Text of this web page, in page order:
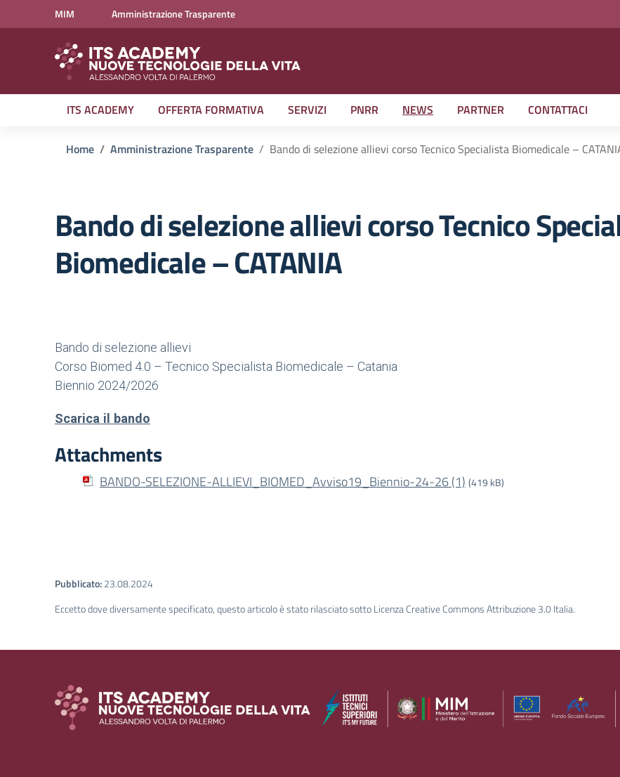
Vai ai contenuti
Vai al menu di navigazione
MIM Amministrazione Trasparente
ITS ACADEMY OFFERTA FORMATIVA SERVIZI PNRR NEWS PARTNER CONTATTACI
Home Amministrazione Trasparente Bando di selezione allievi corso Tecnico Specialista Biomedicale –
Bando di selezione allievi corso Tecnico
Biomedicale – CATANIA
Bando di selezione allievi
Corso Biomed 4.0 – Tecnico Specialista Biomedicale – Catania
Biennio 2024/2026
Scarica il bando
Attachments
BANDO-SELEZIONE-ALLIEVI_BIOMED_Avviso19_Biennio-24-26 (1) (419 kB)
Pubblicato:23.08.2024
Eccetto dove diversamente specificato, questo articolo è stato rilasciato sotto Licenza Creative Commons Attribuzione 3.0 Italia.